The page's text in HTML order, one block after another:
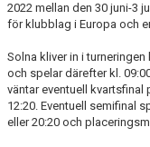
2022 mellan den 30 juni-3
för klubblag i Europa och
Solna kliver in i
och spelar därefter kl.
väntar eventuell kvartsfinal
12:20. Eventuell semifinal
eller 20:20 och